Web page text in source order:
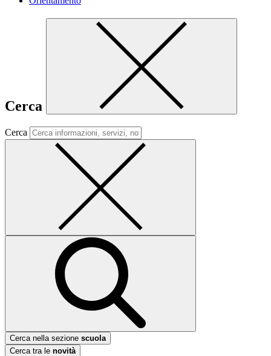
Cerca
Cerca
Cerca nella sezione scuola
Cerca tra le novità